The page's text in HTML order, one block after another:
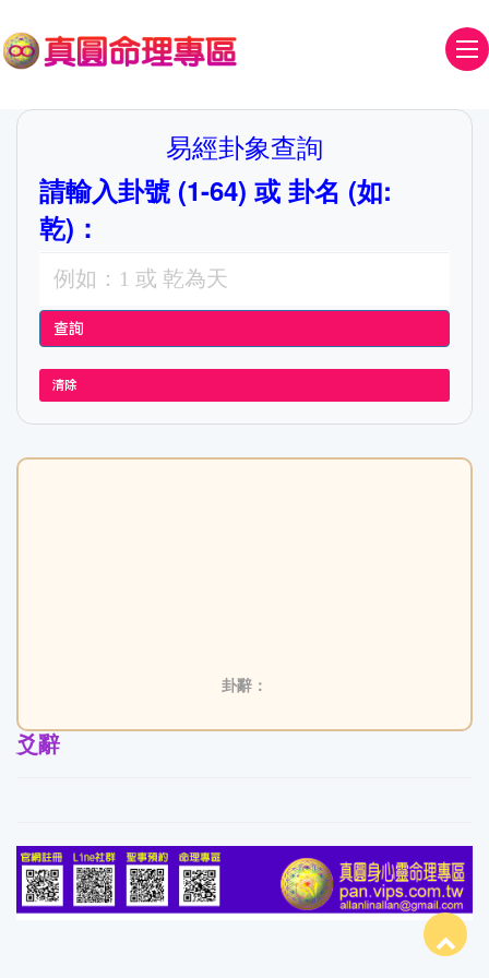
易經卦象查詢
請輸入卦號 (1-64) 或 卦名 (如:
乾)：
清除
卦辭：
爻辭